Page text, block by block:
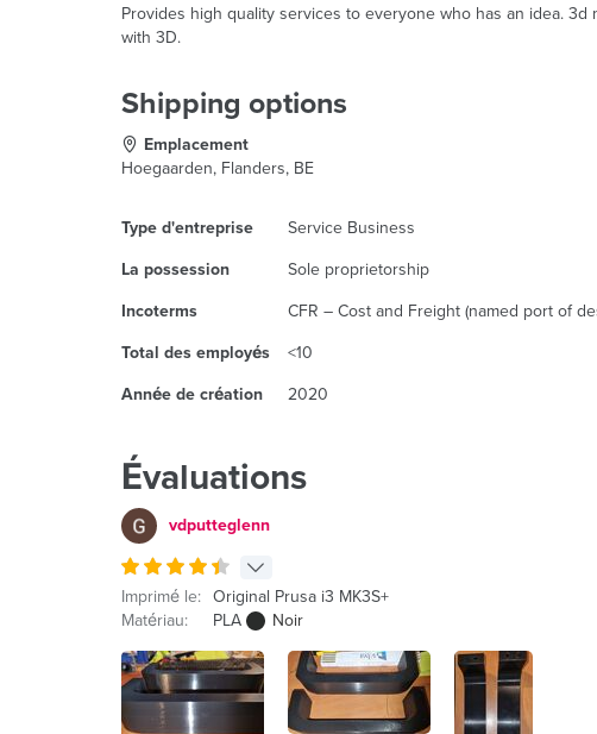
Provides high quality services to everyone who has an idea.
with 3D.
Shipping options
Emplacement
Hoegaarden, Flanders, BE
Type d'entreprise Service Business
La possession Sole proprietorship
Incoterms CFR – Cost and Freight (named port of
Total des employés <10
Année de création 2020
Évaluations
vdputteglenn
Imprimé le: Original Prusa i3 MK3S+
Matériau:
PLA Noir